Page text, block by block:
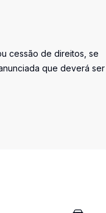
cessão de direitos, se
que deverá ser